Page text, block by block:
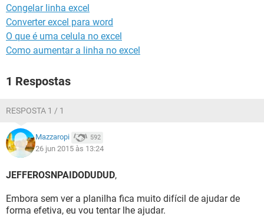
Congelar linha excel
Converter excel para word
O que é uma celula no excel
Como aumentar a linha no excel
1 Respostas
RESPOSTA 1 / 1
Mazzaropi 592
26 jun 2015 às 13:24
JEFFEROSNPAIDODUDUD,
Embora sem ver a planilha fica muito difícil de ajudar de
forma efetiva, eu vou tentar lhe ajudar.